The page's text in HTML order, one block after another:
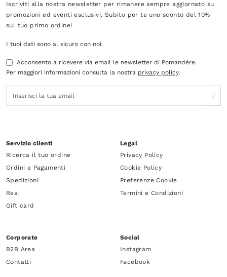
Iscriviti alla nostra newsletter per rimanere sempre aggiornato su
promozioni ed eventi esclusivi. Subito per te uno sconto del 10%
sul tuo primo ordine!
I tuoi dati sono al sicuro con noi.
Acconsento a ricevere via email le newsletter di Pomandère.
Per maggiori informazioni consulta la nostra privacy policy.
Servizio clienti
Ricerca il tuo ordine
Ordini e Pagamenti
Spedizioni
Resi
Gift card
Legal
Privacy Policy
Cookie Policy
Preferenze Cookie
Termini e Condizioni
Corporate
B2B Area
Contatti
Social
Instagram
Facebook